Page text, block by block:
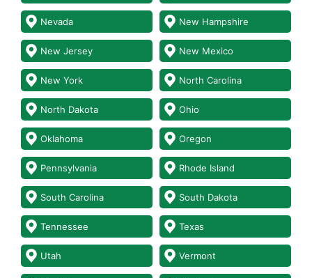
Nevada New Hampshire
New Jersey New Mexico
New York North Carolina
North Dakota Ohio
Oklahoma Oregon
Pennsylvania Rhode Island
South Carolina South Dakota
Tennessee Texas
Utah Vermont